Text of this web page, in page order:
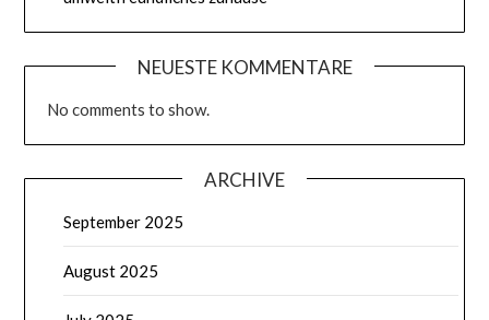
NEUESTE KOMMENTARE
No comments to show.
ARCHIVE
September 2025
August 2025